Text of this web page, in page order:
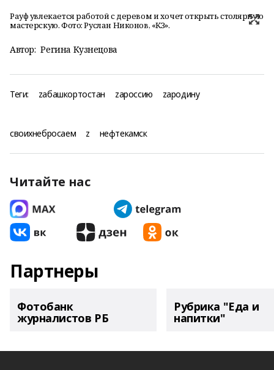
Рауф увлекается работой с деревом и хочет открыть столярную
мастерскую. Фото: Руслан Никонов, «КЗ».
Автор: Регина Кузнецова
Теги: zабашкортостан zароссию zародину
своихнебросаем z нефтекамск
Читайте нас
Партнеры
Фотобанк
журналистов РБ
Рубрика "Еда и
напитки"